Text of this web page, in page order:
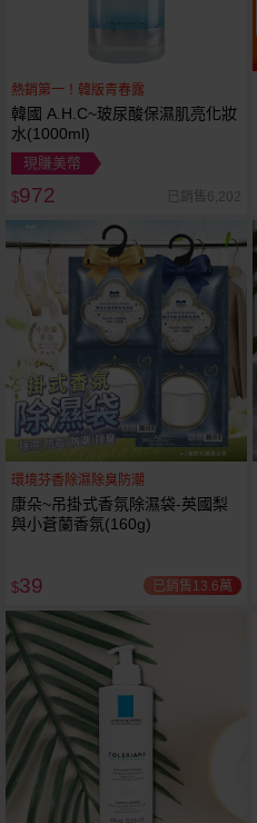
熱銷第一！韓版青春露
韓國 A.H.C~玻尿酸保濕肌亮化妝
水(1000ml)
現賺美幣
$972 已銷售6,202
環境芬香除濕除臭防潮
康朵~吊掛式香氛除濕袋-英國梨
與小蒼蘭香氛(160g)
$39 已銷售13.6萬